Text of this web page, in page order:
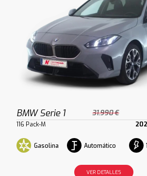
BMW Serie 1 31.990 €
116 Pack-M
Gasolina Automático
VER DETALLES